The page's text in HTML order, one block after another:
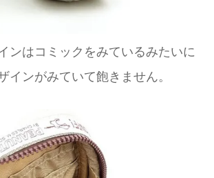
ンはコミックをみているみたいに
インがみていて飽きません。